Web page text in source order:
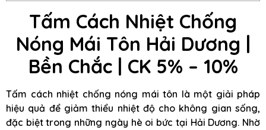
Tấm Cách Nhiệt Chống
Nóng Mái Tôn Hải Dương |
Bền Chắc | CK 5% – 10%
Tấm cách nhiệt chống nóng mái tôn là một giải pháp
hiệu quả để giảm thiểu nhiệt độ cho không gian sống,
đặc biệt trong những ngày hè oi bức tại Hải Dương. Nhờ